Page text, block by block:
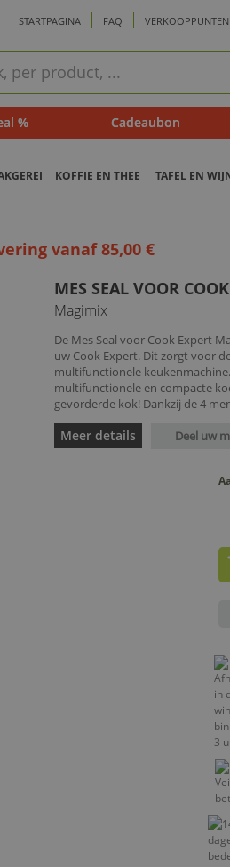
STARTPAGINA FAQ VERKOOPPUNTEN
% Cadeaubon
KOFFIE EN THEE TAFEL EN
vanaf 85,00 €
MES SEAL VOOR
Magimix
De Mes Seal voor Cook Expert
uw Cook Expert. Dit zorgt voor
multifunctionele
multifunctionele en compacte
gevorderde kok! Dankzij de 4
Meer details Deel uw